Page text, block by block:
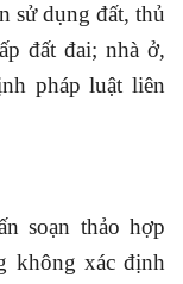
sử dụng đất, thủ
đất đai; nhà ở,
pháp luật liên
soạn thảo hợp
không xác định